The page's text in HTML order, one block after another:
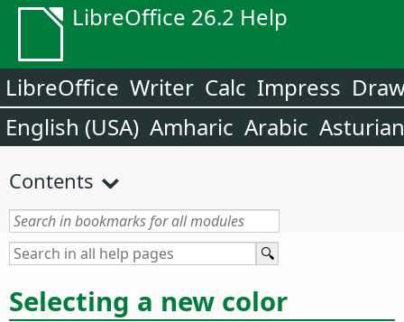
LibreOffice 26.2 Help
LibreOffice Writer Calc Impress
English (USA) Amharic Arabic Asturian
Contents
Selecting a new color